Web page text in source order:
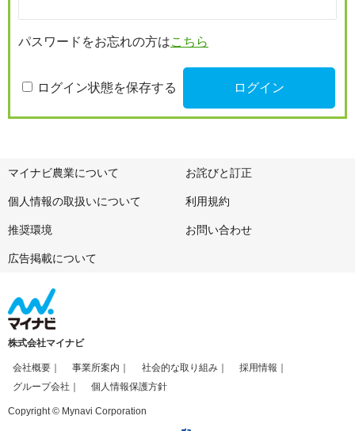
パスワードをお忘れの方はこちら
ログイン状態を保存する
マイナビ農業について お詫びと訂正
個人情報の取扱いについて 利用規約
推奨環境 お問い合わせ
広告掲載について
株式会社マイナビ
会社概要 事業所案内 社会的な取り組み
採用情報
グループ会社
個人情報保護方針
Copyright © Mynavi Corporation